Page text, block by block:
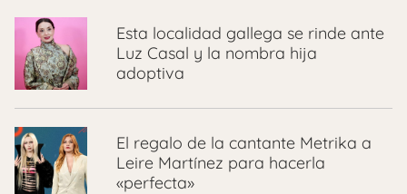
Esta localidad gallega se rinde ante
Luz Casal y la nombra hija
adoptiva
El regalo de la cantante Metrika a
Leire Martínez para hacerla
«perfecta»